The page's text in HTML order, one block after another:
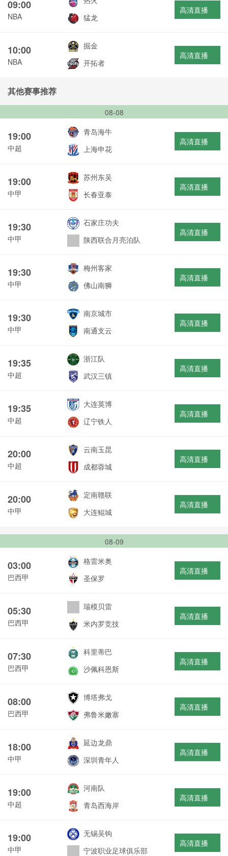
09:00
NBA
猛龙
高清直播
10:00
NBA
掘金
开拓者
高清直播
其他赛事推荐
08-08
19:00
中超
青岛海牛
上海申花
高清直播
19:00
中甲
苏州东吴
长春亚泰
高清直播
19:30
中甲
石家庄功夫
陕西联合月亮泊队
高清直播
19:30
中甲
梅州客家
佛山南狮
高清直播
19:30
中甲
南京城市
南通支云
高清直播
19:35
中超
浙江队
武汉三镇
高清直播
19:35
中超
大连英博
辽宁铁人
高清直播
20:00
中超
云南玉昆
成都蓉城
高清直播
20:00
中甲
定南赣联
大连鲲城
高清直播
08-09
03:00
巴西甲
格雷米奥
圣保罗
高清直播
05:30
巴西甲
瑞模贝雷
米内罗竞技
高清直播
07:30
巴西甲
科里蒂巴
沙佩科恩斯
高清直播
08:00
巴西甲
博塔弗戈
弗鲁米嫩塞
高清直播
18:00
中甲
延边龙鼎
深圳青年人
高清直播
19:00
中超
河南队
青岛西海岸
高清直播
19:00
中甲
无锡吴钩
宁波职业足球俱乐部
高清直播